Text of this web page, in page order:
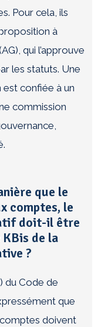
Pour cela, ils
à
qui l’approuve
les statuts. Une
est confiée à un
commission
que le
comptes, le
doit-il être
de la
?
du Code de
que
doivent